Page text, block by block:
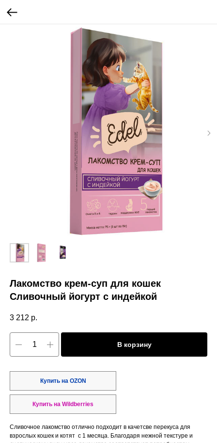
Лакомство крем-суп для кошек
Сливочный йогурт с индейкой
3 212 р.
В корзину
Купить на OZON
Купить на Wildberries
Сливочное лакомство отлично подходит в качетсве перекуса для
взрослых кошек и котят с 1 месяца. Благодаря нежной текстуре и